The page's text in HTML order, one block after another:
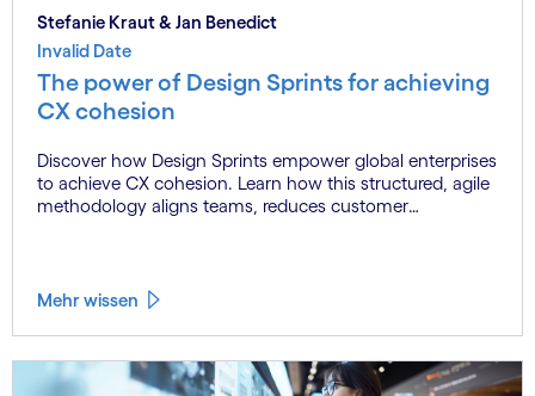
Stefanie Kraut & Jan Benedict
Invalid Date
The power of Design Sprints for achieving
CX cohesion
Discover how Design Sprints empower global enterprises
to achieve CX cohesion. Learn how this structured, agile
methodology aligns teams, reduces customer
Mehr wissen